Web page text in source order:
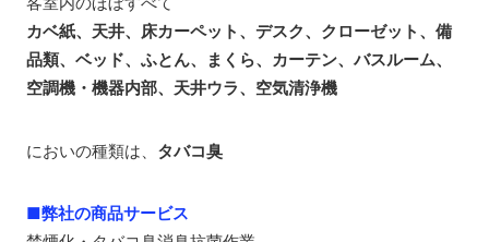
カベ紙、天井、床カーペット、デスク、クローゼット、備
品類、ベッド、ふとん、まくら、カーテン、バスルーム、
空調機・機器内部、天井ウラ、空気清浄機
においの種類は、 タバコ臭
■弊社の商品サービス